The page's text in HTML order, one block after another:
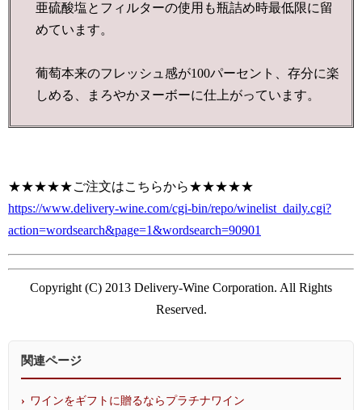
亜硫酸塩とフィルターの使用も瓶詰め時最低限に留
めています。
葡萄本来のフレッシュ感が100パーセント、存分に楽
しめる、まろやかヌーボーに仕上がっています。
★★★★★ご注文はこちらから★★★★★
https://www.delivery-wine.com/cgi-bin/repo/winelist_daily.cgi?
action=wordsearch&page=1&wordsearch=90901
Copyright (C) 2013 Delivery-Wine Corporation. All Rights
Reserved.
関連ページ
ワインをギフトに贈るならプラチナワイン